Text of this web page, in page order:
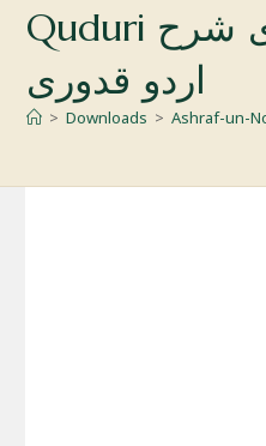
Quduri اشرف النوری شرح
اردو قدوری
> Downloads >